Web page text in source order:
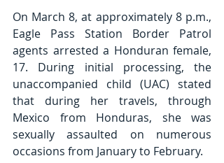
On March 8, at approximately 8 p.m.,
Eagle Pass Station Border Patrol
agents arrested a Honduran female,
17. During initial processing, the
unaccompanied child (UAC) stated
that during her travels, through
Mexico from Honduras, she was
sexually assaulted on numerous
occasions from January to February.